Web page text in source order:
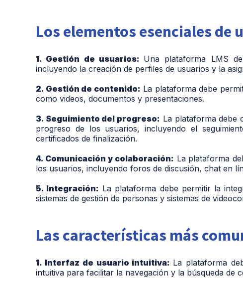
Los elementos esenciales de
1. Gestión de usuarios: Una plataforma LMS
incluyendo la creación de perfiles de usuarios y la
2. Gestión de contenido: La plataforma debe
como videos, documentos y presentaciones.
3. Seguimiento del progreso: La plataforma debe
progreso de los usuarios, incluyendo el
certificados de finalización.
4. Comunicación y colaboración: La plataforma
los usuarios, incluyendo foros de discusión, chat en
5. Integración: La plataforma debe permitir la
sistemas de gestión de personas y sistemas de
Las características más
1. Interfaz de usuario intuitiva: La plataforma
intuitiva para facilitar la navegación y la búsqueda de